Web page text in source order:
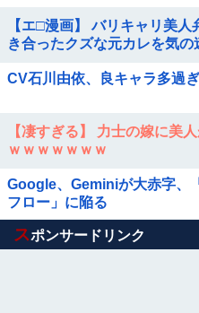
【エ□漫画】 バリキャリ美
き合ったクズな元カレを気
れちゃう
CV石川由依、良キャラ多過
【凄すぎる】 力士の嫁に美
ｗｗｗｗｗｗｗ
Google、Geminiが大赤字、
フロー」に陥る
Powered by livedoor 相互RSS
スポンサードリンク